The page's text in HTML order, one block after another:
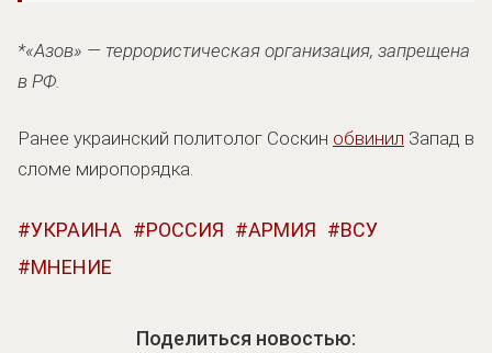
*«Азов» — террористическая организация, запрещена
в РФ.
Ранее украинский политолог Соскин обвинил Запад в
сломе миропорядка.
УКРАИНА РОССИЯ АРМИЯ
ВСУ
МНЕНИЕ
Поделиться новостью: